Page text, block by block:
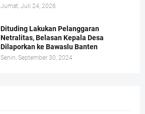
Jumat, Juli 24, 2026
Dituding Lakukan Pelanggaran
Netralitas, Belasan Kepala Desa
Dilaporkan ke Bawaslu Banten
Senin, September 30, 2024